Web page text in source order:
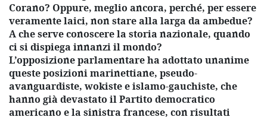
Corano? Oppure, meglio ancora, perché, per essere
veramente laici, non stare alla larga da ambedue?
A che serve conoscere la storia nazionale, quando
ci si dispiega innanzi il mondo?
L’opposizione parlamentare ha adottato unanime
queste posizioni marinettiane, pseudo-
avanguardiste, wokiste e islamo-gauchiste, che
hanno già devastato il Partito democratico
americano e la sinistra francese, con risultati